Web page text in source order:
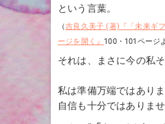
という言葉。
（吉良久美子 (著)『「未来ギ
ージを開く』 100・101ページ
それは、まさに今の私そ
私は準備万端ではありま
自信も十分ではありませ